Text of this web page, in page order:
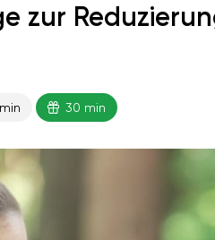
zur
30 min
60-Jährige zur Reduzierung von
flucht der seele